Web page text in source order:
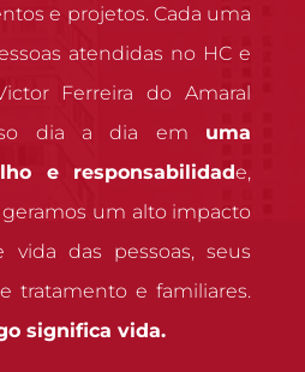
e projetos. Cada uma
atendidas no HC e
Ferreira do Amaral
dia a dia em uma
e responsabilidade,
um alto impacto
vida das pessoas, seus
tratamento e familiares.
significa vida.